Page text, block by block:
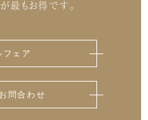
最もお得です。
フェア
問合わせ